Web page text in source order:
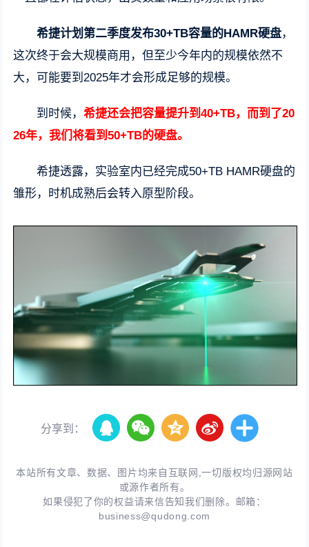
希捷计划第二季度发布30+TB容量的HAMR硬盘，
这次终于会大规模商用，但至少今年内的规模依然不
大，可能要到2025年才会形成足够的规模。
到时候，希捷还会把容量提升到40+TB，而到了20
26年，我们将看到50+TB的硬盘。
希捷透露，实验室内已经完成50+TB HAMR硬盘的
雏形，时机成熟后会转入原型阶段。
分享到：
本站所有文章、数据、图片均来自互联网,一切版权均归源网站
或源作者所有。
如果侵犯了你的权益请来信告知我们删除。邮箱：
business@qudong.com